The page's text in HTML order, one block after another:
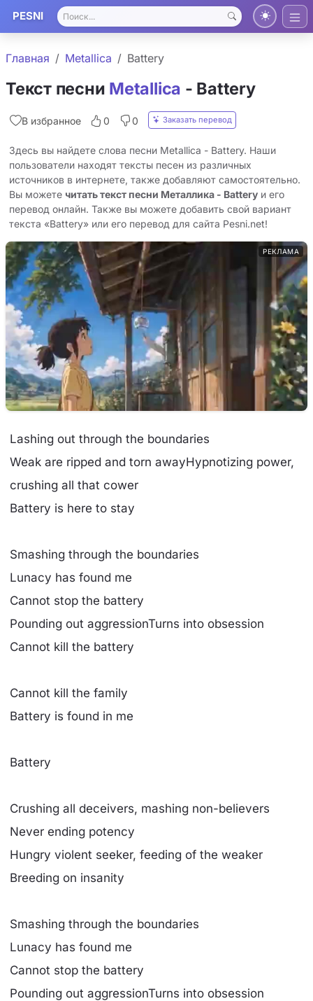
PESNI
Главная Metallica Battery
Текст песни Metallica - Battery
В избранное 0 0 Заказать перевод
Здесь вы найдете слова песни Metallica - Battery. Наши
пользователи находят тексты песен из различных
источников в интернете, также добавляют самостоятельно.
Вы можете читать текст песни Металлика - Battery и его
перевод онлайн. Также вы можете добавить свой вариант
текста «Battery» или его перевод для сайта Pesni.net!
РЕКЛАМА
Lashing out through the boundaries
Weak are ripped and torn awayHypnotizing power,
crushing all that cower
Battery is here to stay
Smashing through the boundaries
Lunacy has found me
Cannot stop the battery
Pounding out aggressionTurns into obsession
Cannot kill the battery
Cannot kill the family
Battery is found in me
Battery
Crushing all deceivers, mashing non-believers
Never ending potency
Hungry violent seeker, feeding of the weaker
Breeding on insanity
Smashing through the boundaries
Lunacy has found me
Cannot stop the battery
Pounding out aggressionTurns into obsession